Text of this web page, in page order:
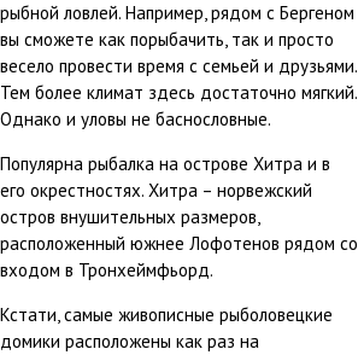
рыбной ловлей. Например, рядом с Бергеном
вы сможете как порыбачить, так и просто
весело провести время с семьей и друзьями.
Тем более климат здесь достаточно мягкий.
Однако и уловы не баснословные.
Популярна рыбалка на острове Хитра и в
его окрестностях. Хитра – норвежский
остров внушительных размеров,
расположенный южнее Лофотенов рядом со
входом в Тронхеймфьорд.
Кстати, самые живописные рыболовецкие
домики расположены как раз на